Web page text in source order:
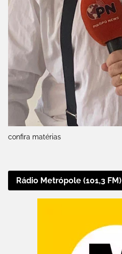
confira matérias
Rádio Metrópole (101,3 FM)